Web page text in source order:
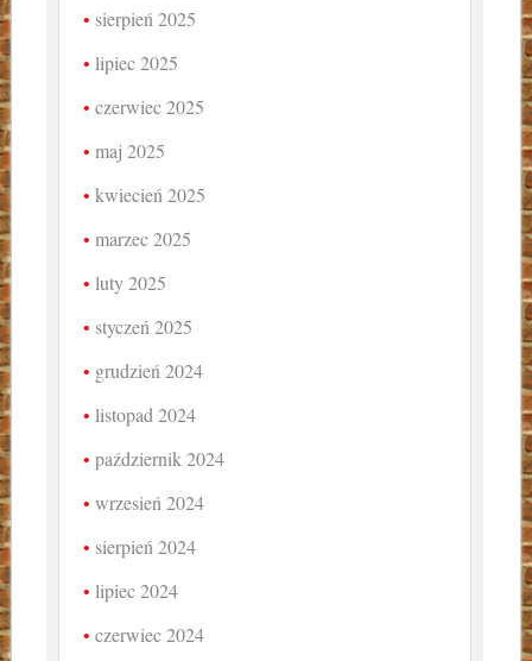
sierpień 2025
lipiec 2025
czerwiec 2025
maj 2025
kwiecień 2025
marzec 2025
luty 2025
styczeń 2025
grudzień 2024
listopad 2024
październik 2024
wrzesień 2024
sierpień 2024
lipiec 2024
czerwiec 2024